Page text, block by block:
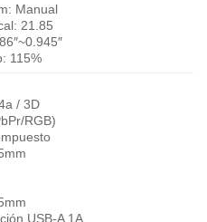
Manual
21.85
115%
/ 3D
RGB)
USB-A 1A